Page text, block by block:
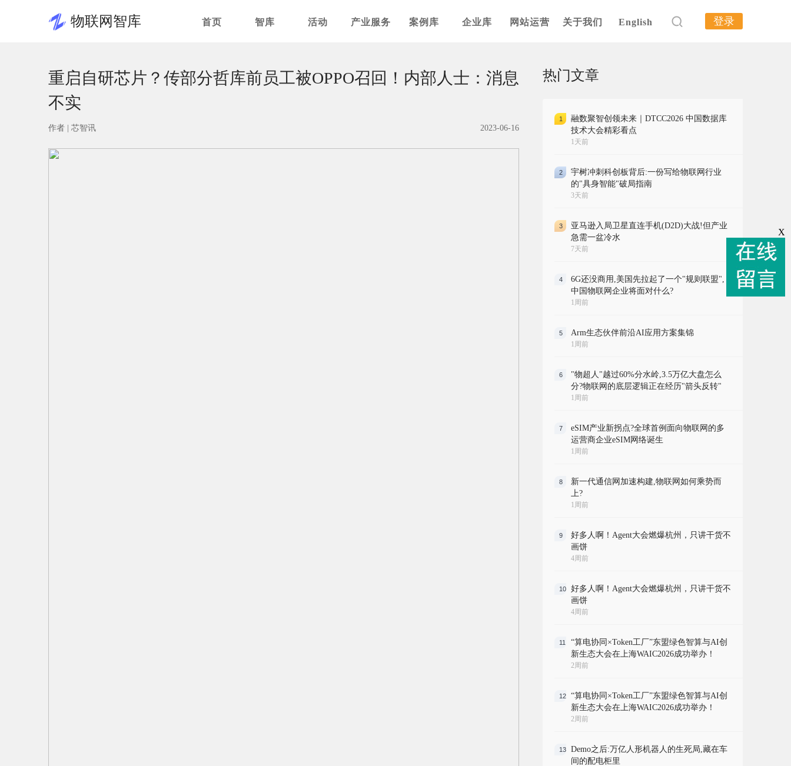
物联网智库 首页 智库 活动 产业服务 案例库 企业库 网站运营 关于我们 English 登录
重启自研芯片？传部分哲库前员工被OPPO召回！内部人士：消息
不实
作者 | 芯智讯 2023-06-16
热门文章
1
融数聚智创领未来｜DTCC2026 中国数据库
技术大会精彩看点
1天前
2
宇树冲刺科创板背后:一份写给物联网行业
的"具身智能"破局指南
3天前
3
亚马逊入局卫星直连手机(D2D)大战!但产业
急需一盆冷水
7天前
4
6G还没商用,美国先拉起了一个"规则联盟",
中国物联网企业将面对什么?
1周前
5 Arm生态伙伴前沿AI应用方案集锦
1周前
6
"物超人"越过60%分水岭,3.5万亿大盘怎么
分?物联网的底层逻辑正在经历"箭头反转"
1周前
7
eSIM产业新拐点?全球首例面向物联网的多
运营商企业eSIM网络诞生
1周前
8
新一代通信网加速构建,物联网如何乘势而
上?
1周前
9
好多人啊！Agent大会燃爆杭州，只讲干货不
画饼
4周前
10
好多人啊！Agent大会燃爆杭州，只讲干货不
画饼
4周前
11
“算电协同×Token工厂”东盟绿色智算与AI创
新生态大会在上海WAIC2026成功举办！
2周前
12
“算电协同×Token工厂”东盟绿色智算与AI创
新生态大会在上海WAIC2026成功举办！
2周前
13
Demo之后:万亿人形机器人的生死局,藏在车
间的配电柜里
X